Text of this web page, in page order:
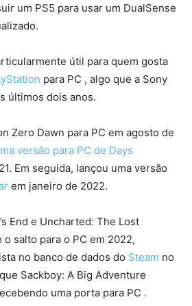
um PS5 para usar um DualSense
útil para quem gosta
para PC , algo que a Sony
últimos dois anos.
Zero Dawn para PC em agosto de
versão para PC de Days
Em seguida, lançou uma versão
em janeiro de 2022.
End e Uncharted: The Lost
o salto para o PC em 2022,
no banco de dados do Steam no
Sackboy: A Big Adventure
uma porta para PC .